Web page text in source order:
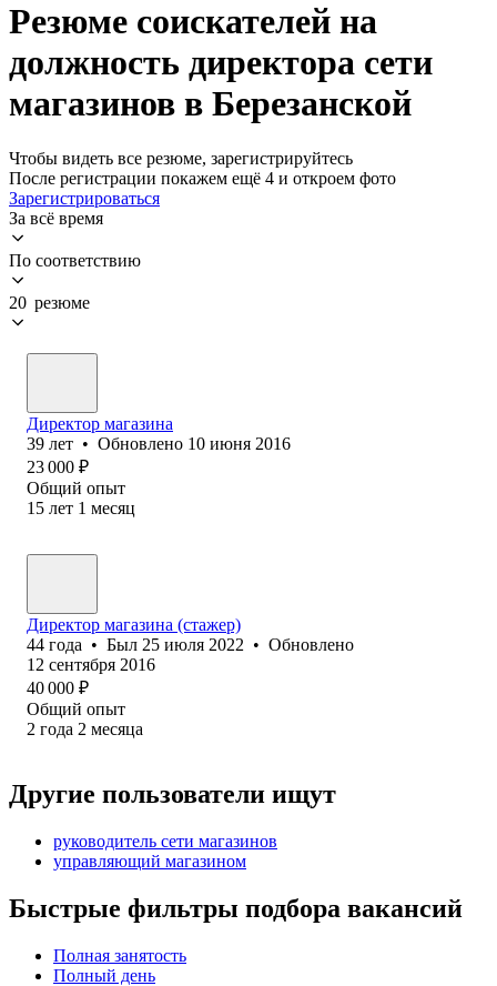
Резюме соискателей на
должность директора сети
магазинов в Березанской
Чтобы видеть все резюме, зарегистрируйтесь
После регистрации покажем ещё 4 и откроем фото
Зарегистрироваться
За всё время
По соответствию
20 резюме
Директор магазина
39 лет • Обновлено 10 июня 2016
23 000 ₽
Общий опыт
15 лет 1 месяц
Директор магазина (стажер)
44 года • Был 25 июля 2022 • Обновлено
12 сентября 2016
40 000 ₽
Общий опыт
2 года 2 месяца
Другие пользователи ищут
руководитель сети магазинов
управляющий магазином
Быстрые фильтры подбора вакансий
Полная занятость
Полный день